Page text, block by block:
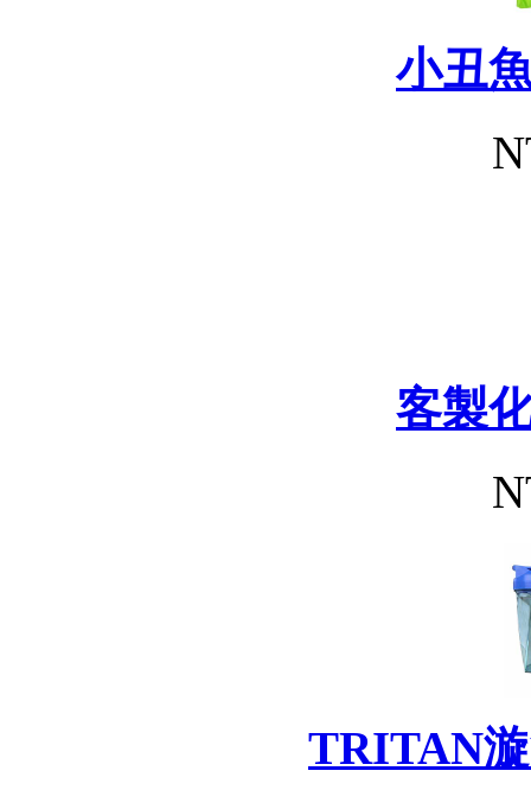
小丑
客製
TRITAN